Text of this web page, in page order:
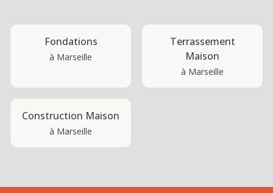
Fondations
à Marseille
Terrassement
Maison
à Marseille
Construction Maison
à Marseille